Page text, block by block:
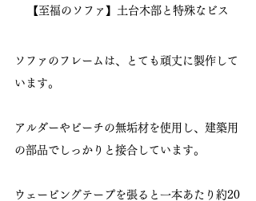
【至福のソファ】土台木部と特殊なビス
ソファのフレームは、とても頑丈に製作して
います。
アルダーやビーチの無垢材を使用し、建築用
の部品でしっかりと接合しています。
ウェービングテープを張ると一本あたり約20